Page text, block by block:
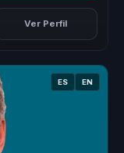
Ver Perfil
ES EN